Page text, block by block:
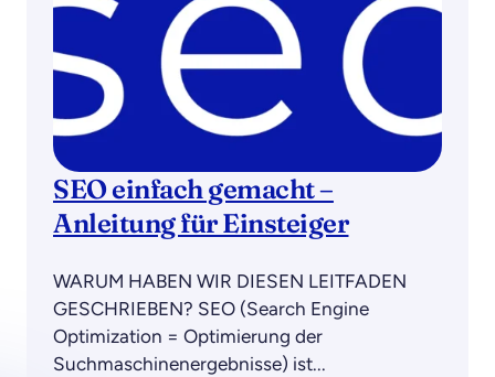
SEO einfach gemacht –
Anleitung für Einsteiger
WARUM HABEN WIR DIESEN LEITFADEN
GESCHRIEBEN? SEO (Search Engine
Optimization = Optimierung der
Suchmaschinenergebnisse) ist...